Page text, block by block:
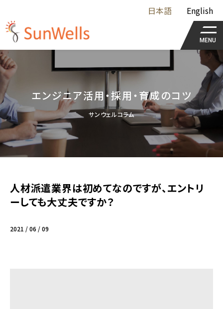
日本語 English
MENU
エンジニア活用・採用・育成のコツ
サンウェルコラム
人材派遣業界は初めてなのですが、エントリ
ーしても大丈夫ですか？
2021 / 06 / 09